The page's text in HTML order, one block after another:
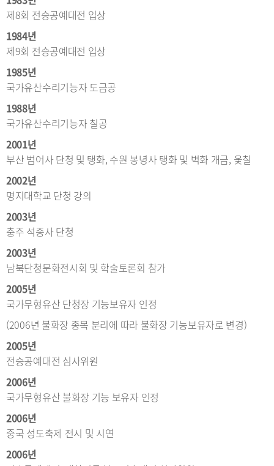
제8회 전승공예대전 입상
1984년
제9회 전승공예대전 입상
1985년
국가유산수리기능자 도금공
1988년
국가유산수리기능자 칠공
2001년
부산 범어사 단청 및 탱화, 수원 봉녕사 탱화 및 벽화 개금, 옻칠
2002년
명지대학교 단청 강의
2003년
충주 석종사 단청
2003년
남북단청문화전시회 및 학술토론회 참가
2005년
국가무형유산 단청장 기능보유자 인정
(2006년 불화장 종목 분리에 따라 불화장 기능보유자로 변경)
2005년
전승공예대전 심사위원
2006년
국가무형유산 불화장 기능 보유자 인정
2006년
중국 성도축제 전시 및 시연
2006년